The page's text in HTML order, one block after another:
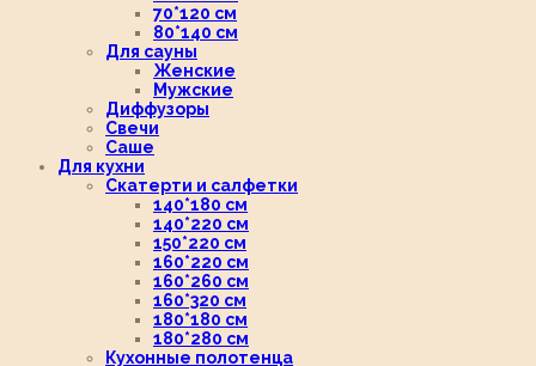
70*120 см
80*140 см
Для сауны
Женские
Мужские
Диффузоры
Свечи
Саше
Для кухни
Скатерти и салфетки
140*180 см
140*220 см
150*220 см
160*220 см
160*260 см
160*320 см
180*180 см
180*280 см
Кухонные полотенца